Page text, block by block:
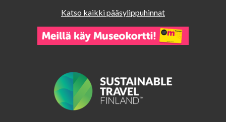
Katso kaikki pääsylippuhinnat